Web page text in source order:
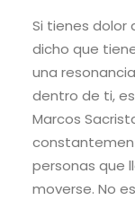
Si tienes dolor
dicho que
una
dentro de ti,
Marcos
personas que
moverse. No